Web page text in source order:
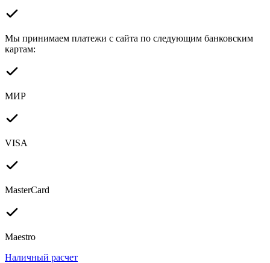
Мы принимаем платежи с сайта по следующим банковским
картам:
МИР
VISA
MasterCard
Maestro
Наличный расчет